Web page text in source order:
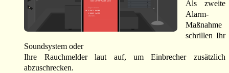
Als zweite
Alarm-
Maßnahme
schrillen Ihr
Soundsystem oder
Ihre Rauchmelder laut auf, um Einbrecher zusätzlich
abzuschrecken.